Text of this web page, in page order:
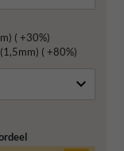
( +30%)
( +80%)